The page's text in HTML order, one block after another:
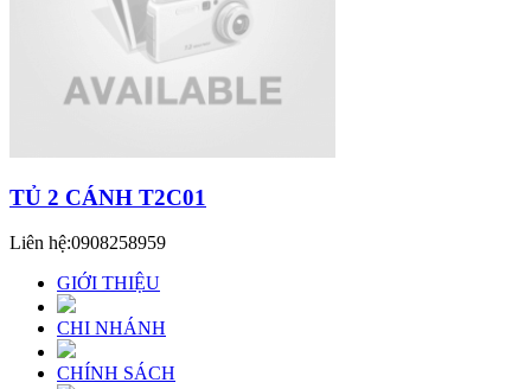
TỦ 2 CÁNH T2C01
Liên hệ:0908258959
GIỚI THIỆU
CHI NHÁNH
CHÍNH SÁCH